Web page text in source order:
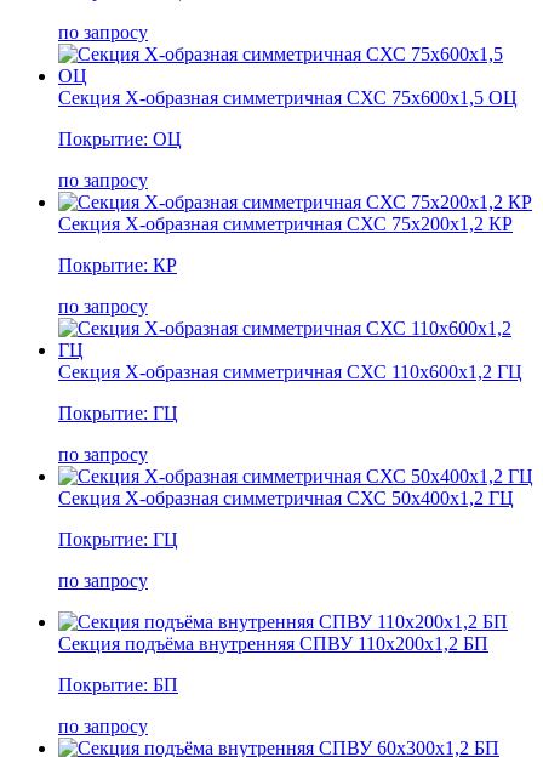
по запросу
Секция Х-образная симметричная СХС 75х600х1,5 ОЦ
Покрытие: ОЦ
по запросу
Секция Х-образная симметричная СХС 75х200х1,2 КР
Покрытие: КР
по запросу
Секция Х-образная симметричная СХС 110х600х1,2 ГЦ
Покрытие: ГЦ
по запросу
Секция Х-образная симметричная СХС 50х400х1,2 ГЦ
Покрытие: ГЦ
по запросу
Секция подъёма внутренняя СПВУ 110х200х1,2 БП
Покрытие: БП
по запросу